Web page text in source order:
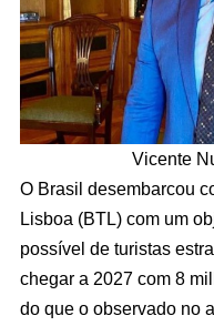
Vicente
O Brasil desembarcou
Lisboa (BTL) com um
possível de turistas
chegar a 2027 com 8
do que o observado no